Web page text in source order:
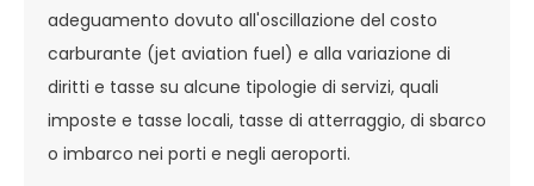
adeguamento dovuto all'oscillazione del costo
carburante (jet aviation fuel) e alla variazione di
diritti e tasse su alcune tipologie di servizi, quali
imposte e tasse locali, tasse di atterraggio, di sbarco
o imbarco nei porti e negli aeroporti.